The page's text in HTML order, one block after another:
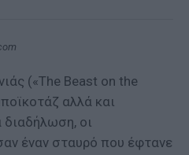
(«The Beast on the
αλλά και
διαδήλωση, οι
έναν σταυρό που έφτανε